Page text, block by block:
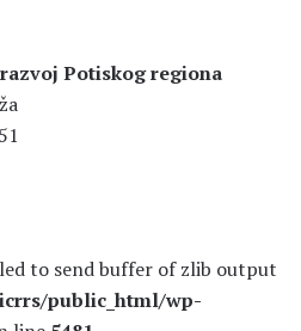
Potiskog regiona
to send buffer of zlib output
public_html/wp-